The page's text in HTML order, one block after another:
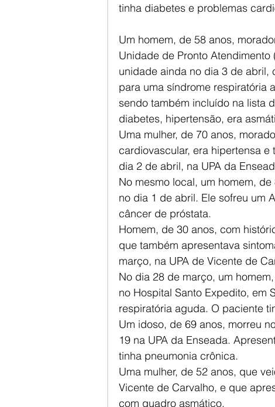
tinha diabetes e problemas
Um homem, de 58 anos,
Unidade de Pronto
unidade ainda no dia 3 de abril,
para uma síndrome respiratória
sendo também incluído na lista
diabetes, hipertensão, era
Uma mulher, de 70 anos,
cardiovascular, era hipertensa
dia 2 de abril, na UPA da
No mesmo local, um homem,
no dia 1 de abril. Ele sofreu um
câncer de próstata.
Homem, de 30 anos, com
que também apresentava
março, na UPA de Vicente de
No dia 28 de março, um
no Hospital Santo Expedito, em
respiratória aguda. O paciente
Um idoso, de 69 anos, morreu
19 na UPA da Enseada.
tinha pneumonia crônica.
Uma mulher, de 52 anos, que
Vicente de Carvalho, e que
com quadro asmático.